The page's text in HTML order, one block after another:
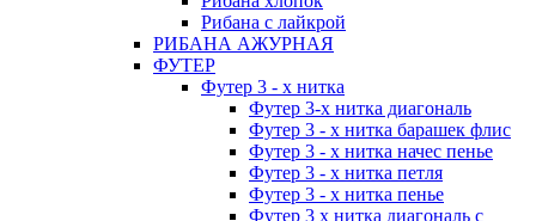
Рибана с лайкрой
РИБАНА АЖУРНАЯ
ФУТЕР
Футер 3 - х нитка
Футер 3-х нитка диагональ
Футер 3 - х нитка барашек флис
Футер 3 - х нитка начес пенье
Футер 3 - х нитка петля
Футер 3 - х нитка пенье
Футер 3 х нитка диагональ с